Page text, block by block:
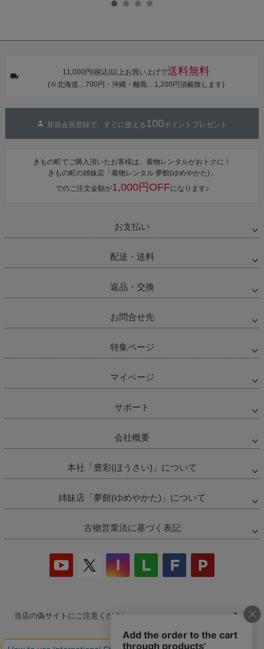
カシュクール
ワンピース 簡
単着付け 大人
びあげ 和装 着
11,000円(税込)以上お買い上げで送料無料
(※北海道…700円・沖縄・離島…1,200円頂戴致します)
新規会員登録で、すぐに使える 100ポイントプレゼント
きもの町でご購入頂いたお客様は、着物レンタルがおトクに！
きもの町の姉妹店「着物レンタル 夢館(ゆめやかた)」
でのご注文金額が1,000円OFFになります♪
お支払い
配送・送料
返品・交換
お問合せ先
特集ページ
マイページ
サポート
会社概要
本社「豊彩(ほうさい)」について
姉妹店「夢館(ゆめやかた)」について
古物営業法に基づく表記
当店の偽サイトにご注意ください
商品の無断販売・転売の禁止について